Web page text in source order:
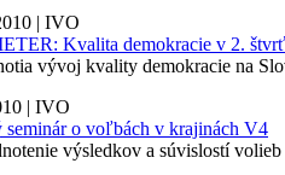
| IVO
Kvalita demokracie v 2.
vývoj kvality demokracie na
| IVO
seminár o voľbách v krajinách V4
výsledkov a súvislostí